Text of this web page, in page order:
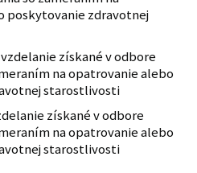
poskytovanie zdravotnej
získané v odbore
na opatrovanie alebo
starostlivosti
získané v odbore
na opatrovanie alebo
starostlivosti